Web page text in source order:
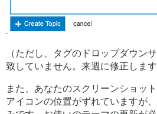
（ただし、タグのドロップダウン
致していません。来週に修正します
また、あなたのスクリーンショッ
アイコンの位置がずれていますが